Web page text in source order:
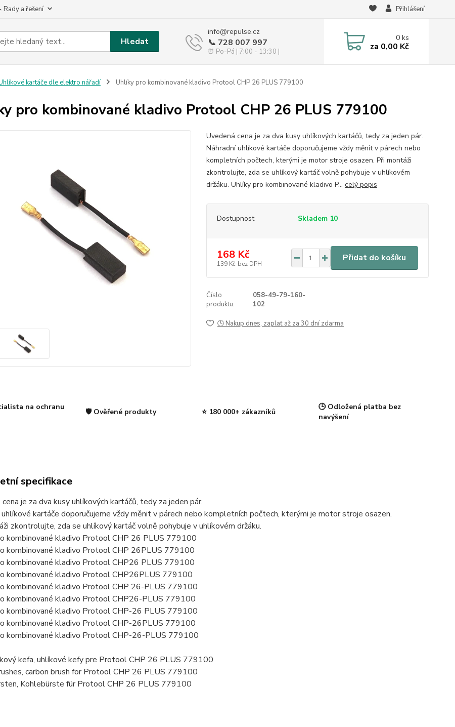
Rady a řešení Přihlášení
Hledat
info@repulse.cz
📞 728 007 997
⏰ Po-Pá | 7:00 - 13:30 |
0ks
za 0,00 Kč
kartáče dle elektro nářadí Uhlíky pro kombinované kladivo Protool CHP 26 PLUS 779100
pro kombinované kladivo Protool CHP 26 PLUS 779100
Uvedená cena je za dva kusy uhlíkových kartáčů, tedy za jeden pár.
Náhradní uhlíkové kartáče doporučujeme vždy měnit v párech nebo
kompletních počtech, kterými je motor stroje osazen. Při montáži
zkontrolujte, zda se uhlíkový kartáč volně pohybuje v uhlíkovém
držáku. Uhlíky pro kombinované kladivo P... celý popis
Dostupnost Skladem 10
168 Kč
139 Kč bez DPH
Přidat do košíku
Číslo
produktu:
058-49-79-160-
102
🕒 Nakup dnes, zaplať až za 30 dní zdarma
na ochranu
🛡️ Ověřené produkty ⭐ 180 000+ zákazníků
🕒 Odložená platba bez
navýšení
specifikace
je za dva kusy uhlíkových kartáčů, tedy za jeden pár.
uhlíkové kartáče doporučujeme vždy měnit v párech nebo kompletních počtech, kterými je motor stroje osazen.
zkontrolujte, zda se uhlíkový kartáč volně pohybuje v uhlíkovém držáku.
kombinované kladivo Protool CHP 26 PLUS 779100
kombinované kladivo Protool CHP 26PLUS 779100
kombinované kladivo Protool CHP26 PLUS 779100
kombinované kladivo Protool CHP26PLUS 779100
kombinované kladivo Protool CHP 26-PLUS 779100
kombinované kladivo Protool CHP26-PLUS 779100
kombinované kladivo Protool CHP-26 PLUS 779100
kombinované kladivo Protool CHP-26PLUS 779100
kombinované kladivo Protool CHP-26-PLUS 779100
kefa, uhlíkové kefy pre Protool CHP 26 PLUS 779100
carbon brush for Protool CHP 26 PLUS 779100
Kohlebürste für Protool CHP 26 PLUS 779100